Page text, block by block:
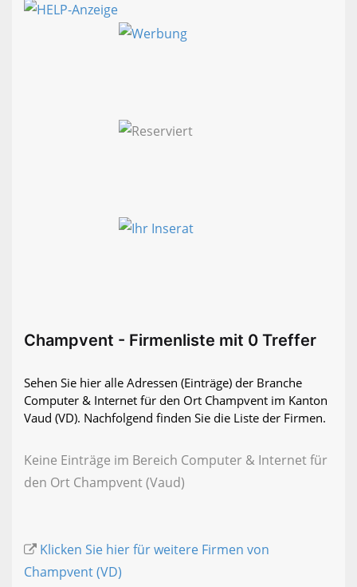
Champvent - Firmenliste mit 0 Treffer
Sehen Sie hier alle Adressen (Einträge) der Branche
Computer & Internet für den Ort Champvent im Kanton
Vaud (VD). Nachfolgend finden Sie die Liste der Firmen.
Keine Einträge im Bereich Computer & Internet für
den Ort Champvent (Vaud)
Klicken Sie hier für weitere Firmen von
Champvent (VD)